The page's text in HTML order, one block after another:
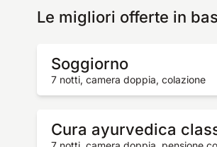
Le migliori offerte in
Soggiorno
7 notti, camera doppia, colazione
Cura ayurvedica